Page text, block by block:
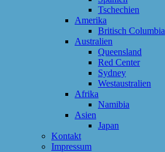
Tschechien
Amerika
Britisch Columbia
Australien
Queensland
Red Center
Sydney
Westaustralien
Afrika
Namibia
Asien
Japan
Kontakt
Impressum